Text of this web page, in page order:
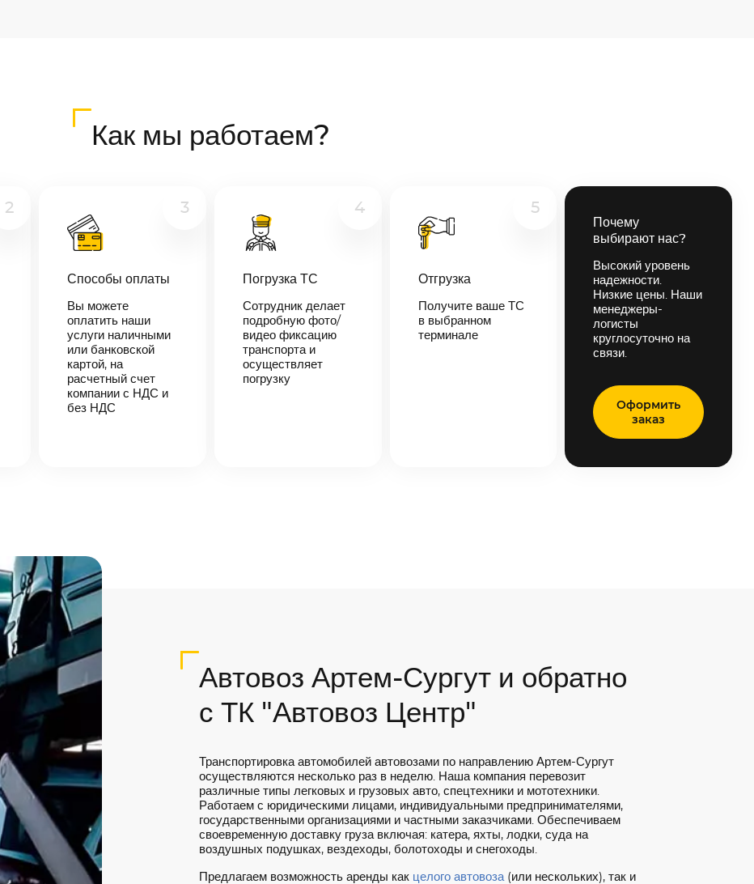
Как мы работаем?
2 3
Способы оплаты
Вы можете
оплатить наши
услуги наличными
или банковской
картой, на
расчетный счет
компании с НДС и
без НДС
4
Погрузка ТС
Сотрудник делает
подробную фото/
видео фиксацию
транспорта и
осуществляет
погрузку
5
Отгрузка
Получите ваше ТС
в выбранном
терминале
Почему
выбирают нас?
Высокий уровень
надежности.
Низкие цены. Наши
менеджеры-
логисты
круглосуточно на
связи.
Оформить
заказ
Автовоз Артем-Сургут и обратно
с ТК "Автовоз Центр"
Транспортировка автомобилей автовозами по направлению Артем-Сургут
осуществляются несколько раз в неделю. Наша компания перевозит
различные типы легковых и грузовых авто, спецтехники и мототехники.
Работаем с юридическими лицами, индивидуальными предпринимателями,
государственными организациями и частными заказчиками. Обеспечиваем
своевременную доставку груза включая: катера, яхты, лодки, суда на
воздушных подушках, вездеходы, болотоходы и снегоходы.
Предлагаем возможность аренды как целого автовоза(или нескольких), так и